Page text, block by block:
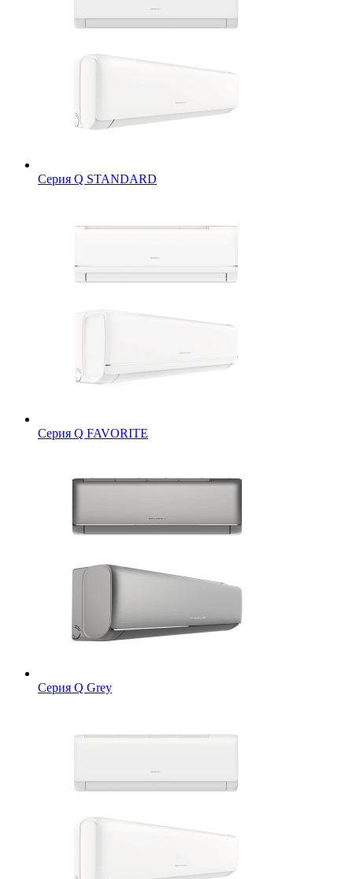
Серия Q STANDARD
Серия Q FAVORITE
Серия Q Grey